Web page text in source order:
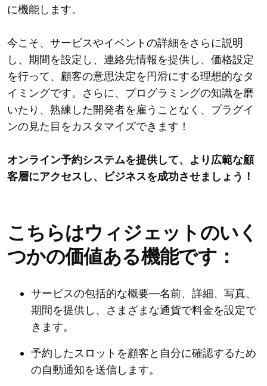
に機能します。
今こそ、サービスやイベントの詳細をさらに説明
し、期間を設定し、連絡先情報を提供し、価格設定
を行って、顧客の意思決定を円滑にする理想的なタ
イミングです。さらに、プログラミングの知識を磨
いたり、熟練した開発者を雇うことなく、プラグイ
ンの見た目をカスタマイズできます！
オンライン予約システムを提供して、より広範な顧
客層にアクセスし、ビジネスを成功させましょう！
こちらはウィジェットのいく
つかの価値ある機能です：
サービスの包括的な概要—名前、詳細、写真、
期間を提供し、さまざまな通貨で料金を設定で
きます。
予約したスロットを顧客と自分に確認するため
の自動通知を送信します。